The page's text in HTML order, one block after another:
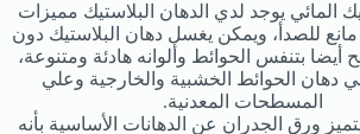
المائي يوجد لدي الدهان البلاستيك مميزات
للصدأ، ويمكن يغسل دهان البلاستيك دون
أيضا بتنفس الحوائط وألوانه هادئة ومتنوعة،
دهان الحوائط الخشبية والخارجية وعلي
المسطحات المعدنية.
ورق الجدران عن الدهانات الأساسية بأنه